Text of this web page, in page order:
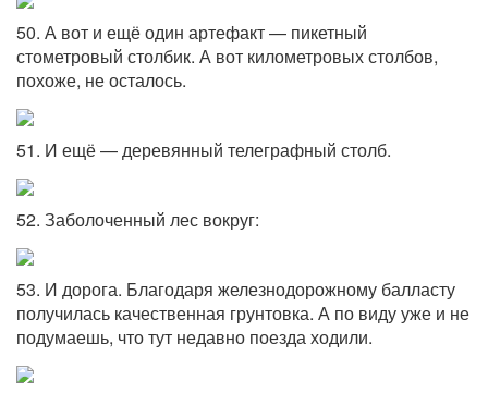
50. А вот и ещё один артефакт — пикетный
стометровый столбик. А вот километровых столбов,
похоже, не осталось.
51. И ещё — деревянный телеграфный столб.
52. Заболоченный лес вокруг:
53. И дорога. Благодаря железнодорожному балласту
получилась качественная грунтовка. А по виду уже и не
подумаешь, что тут недавно поезда ходили.